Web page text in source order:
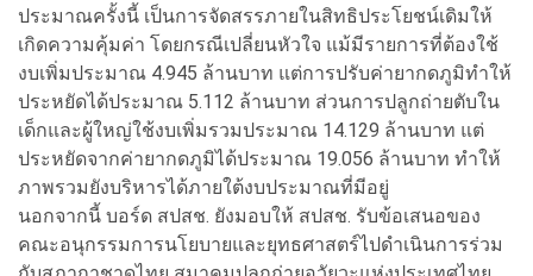
ประมาณครั้งนี้ เป็นการจัดสรรภายในสิทธิประโยชน์เดิมให้
เกิดความคุ้มค่า โดยกรณีเปลี่ยนหัวใจ แม้มีรายการที่ต้องใช้
งบเพิ่มประมาณ 4.945 ล้านบาท แต่การปรับค่ายากดภูมิทำให้
ประหยัดได้ประมาณ 5.112 ล้านบาท ส่วนการปลูกถ่ายตับใน
เด็กและผู้ใหญ่ใช้งบเพิ่มรวมประมาณ 14.129 ล้านบาท แต่
ประหยัดจากค่ายากดภูมิได้ประมาณ 19.056 ล้านบาท ทำให้
ภาพรวมยังบริหารได้ภายใต้งบประมาณที่มีอยู่
นอกจากนี้ บอร์ด สปสช. ยังมอบให้ สปสช. รับข้อเสนอของ
คณะอนุกรรมการนโยบายและยุทธศาสตร์ไปดำเนินการร่วม